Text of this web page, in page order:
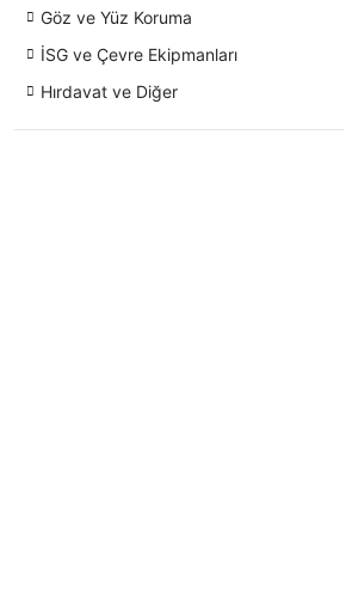
Göz ve Yüz Koruma
İSG ve Çevre Ekipmanları
Hırdavat ve Diğer